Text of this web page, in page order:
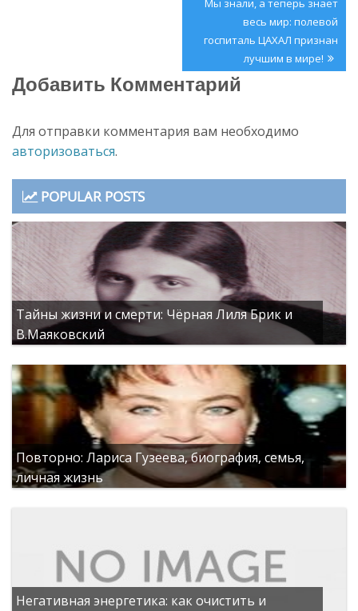
Мы знали, а теперь знает
весь мир: полевой
госпиталь ЦАХАЛ признан
лучшим в мире!
Добавить Комментарий
Для отправки комментария вам необходимо
авторизоваться.
POPULAR POSTS
Тайны жизни и смерти: Чёрная Лиля Брик и
В.Маяковский
Повторно: Лариса Гузеева, биография, семья,
личная жизнь
Негативная энергетика: как очистить и